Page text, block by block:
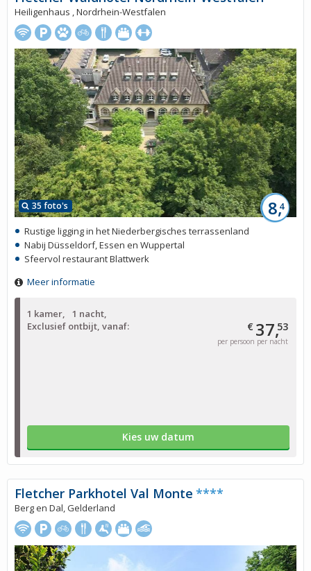
1 kamer
1 nacht
Exclusief ontbijt, vanaf:
€ 37,53
per persoon per nacht
Kies uw datum
35 foto's 8,4
Heiligenhaus , Nordrhein-Westfalen
Rustige ligging in het Niederbergisches terrassenland
Nabij Düsseldorf, Essen en Wuppertal
Sfeervol restaurant Blattwerk
Meer informatie
Fletcher Parkhotel Val Monte ****
Berg en Dal, Gelderland